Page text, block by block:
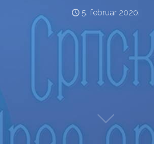
5. februar 2020.